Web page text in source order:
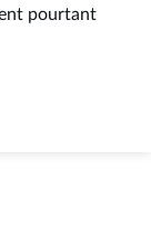
pourtant